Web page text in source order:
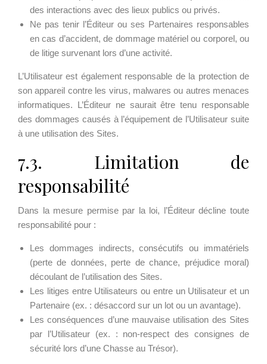
des interactions avec des lieux publics ou privés.
Ne pas tenir l’Éditeur ou ses Partenaires responsables
en cas d’accident, de dommage matériel ou corporel, ou
de litige survenant lors d’une activité.
L’Utilisateur est également responsable de la protection de
son appareil contre les virus, malwares ou autres menaces
informatiques. L’Éditeur ne saurait être tenu responsable
des dommages causés à l’équipement de l’Utilisateur suite
à une utilisation des Sites.
7.3. Limitation de
responsabilité
Dans la mesure permise par la loi, l’Éditeur décline toute
responsabilité pour :
Les dommages indirects, consécutifs ou immatériels
(perte de données, perte de chance, préjudice moral)
découlant de l’utilisation des Sites.
Les litiges entre Utilisateurs ou entre un Utilisateur et un
Partenaire (ex. : désaccord sur un lot ou un avantage).
Les conséquences d’une mauvaise utilisation des Sites
par l’Utilisateur (ex. : non-respect des consignes de
sécurité lors d’une Chasse au Trésor).